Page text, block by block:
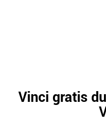
Vinci gratis